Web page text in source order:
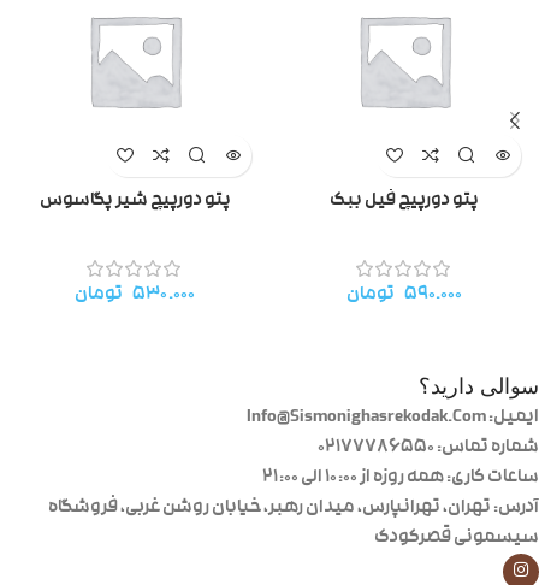
پتو دورپیچ فیل ببک
۵۹۰.۰۰۰ تومان
پتو دورپیچ شیر پگاسوس
۵۳۰.۰۰۰ تومان
سوالی دارید؟
ایمیل: Info@Sismonighasrekodak.Com
شماره تماس: 02177786550
ساعات کاری: همه روزه از ۱۰:۰۰ الی ۲۱:۰۰
آدرس: تهران، تهرانپارس، میدان رهبر، خیابان روشن غربی، فروشگاه
سیسمونی قصرکودک